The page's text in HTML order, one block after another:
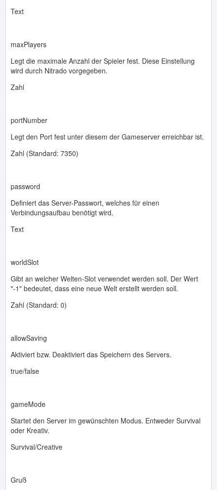
Text
maxPlayers
Legt die maximale Anzahl der Spieler fest. Diese Einstellung
wird durch Nitrado vorgegeben.
Zahl
portNumber
Legt den Port fest unter diesem der Gameserver erreichbar ist.
Zahl (Standard: 7350)
password
Definiert das Server-Passwort, welches für einen
Verbindungsaufbau benötigt wird.
Text
worldSlot
Gibt an welcher Welten-Slot verwendet werden soll. Der Wert
"-1" bedeutet, dass eine neue Welt erstellt werden soll.
Zahl (Standard: 0)
allowSaving
Aktiviert bzw. Deaktiviert das Speichern des Servers.
true/false
gameMode
Startet den Server im gewünschten Modus. Entweder Survival
oder Kreativ.
Survival/Creative
Gruß